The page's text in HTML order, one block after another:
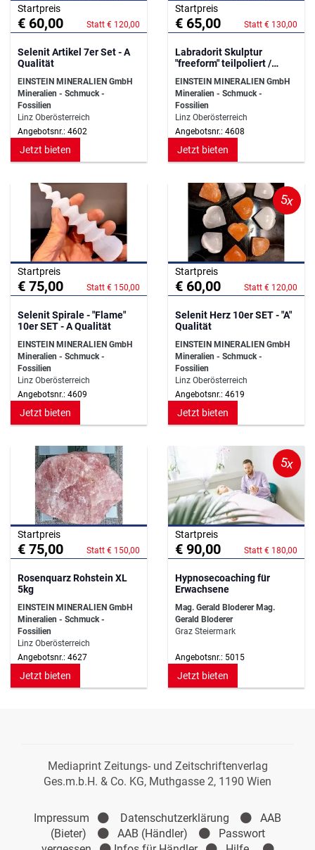
Startpreis
€ 60,00 Statt € 120,00
Selenit Artikel 7er Set - A
Qualität
EINSTEIN MINERALIEN GmbH
Mineralien - Schmuck -
Fossilien
Linz Oberösterreich
Angebotsnr.: 4602
Jetzt bieten
Startpreis
€ 65,00 Statt € 130,00
Labradorit Skulptur
"freeform" teilpoliert /
EINSTEIN MINERALIEN GmbH
Mineralien - Schmuck -
Fossilien
Linz Oberösterreich
Angebotsnr.: 4608
Jetzt bieten
Startpreis
€ 75,00 Statt € 150,00
Selenit Spirale - "Flame"
10er SET - A Qualität
EINSTEIN MINERALIEN GmbH
Mineralien - Schmuck -
Fossilien
Linz Oberösterreich
Angebotsnr.: 4609
Jetzt bieten
5x
Startpreis
€ 60,00 Statt € 120,00
Selenit Herz 10er SET - "A"
Qualität
EINSTEIN MINERALIEN GmbH
Mineralien - Schmuck -
Fossilien
Linz Oberösterreich
Angebotsnr.: 4619
Jetzt bieten
Startpreis
€ 75,00 Statt € 150,00
Rosenquarz Rohstein XL
5kg
EINSTEIN MINERALIEN GmbH
Mineralien - Schmuck -
Fossilien
Linz Oberösterreich
Angebotsnr.: 4627
Jetzt bieten
5x
Startpreis
€ 90,00 Statt € 180,00
Hypnosecoaching für
Erwachsene
Mag. Gerald Bloderer Mag.
Gerald Bloderer
Graz Steiermark
Angebotsnr.: 5015
Jetzt bieten
Mediaprint Zeitungs- und Zeitschriftenverlag
Ges.m.b.H. & Co. KG, Muthgasse 2, 1190 Wien
Impressum Datenschutzerklärung
AAB
(Bieter)
AAB (Händler)
Passwort